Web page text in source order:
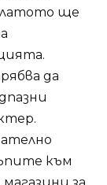
ще
да
към